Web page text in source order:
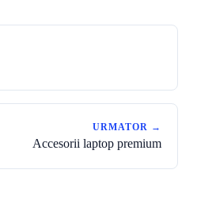
URMATOR →
Accesorii laptop premium